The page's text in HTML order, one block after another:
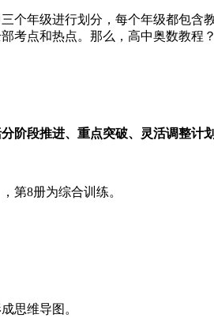
个年级进行划分，每个年级都包含
考点和热点。那么，高中奥数教程
阶段推进、重点突破、灵活调整计
第8册为综合训练。
思维导图。